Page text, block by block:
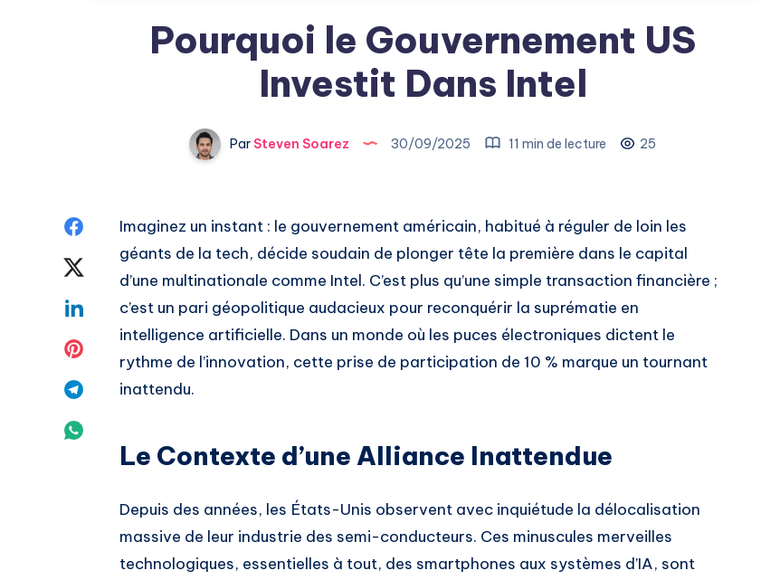
Pourquoi le Gouvernement US
Investit Dans Intel
Par Steven Soarez 30/09/2025 11 min de lecture 25
Share
Facebook
Share
Twitter
Share
Linkedin
Share
Telegram
Whatsapp
Imaginez un instant : le gouvernement américain, habitué à réguler de loin les
géants de la tech, décide soudain de plonger tête la première dans le capital
d’une multinationale comme Intel. C’est plus qu’une simple transaction financière ;
c’est un pari géopolitique audacieux pour reconquérir la suprématie en
intelligence artificielle. Dans un monde où les puces électroniques dictent le
rythme de l’innovation, cette prise de participation de 10 % marque un tournant
inattendu.
Le Contexte d’une Alliance Inattendue
Depuis des années, les États-Unis observent avec inquiétude la délocalisation
massive de leur industrie des semi-conducteurs. Ces minuscules merveilles
technologiques, essentielles à tout, des smartphones aux systèmes d’IA, sont